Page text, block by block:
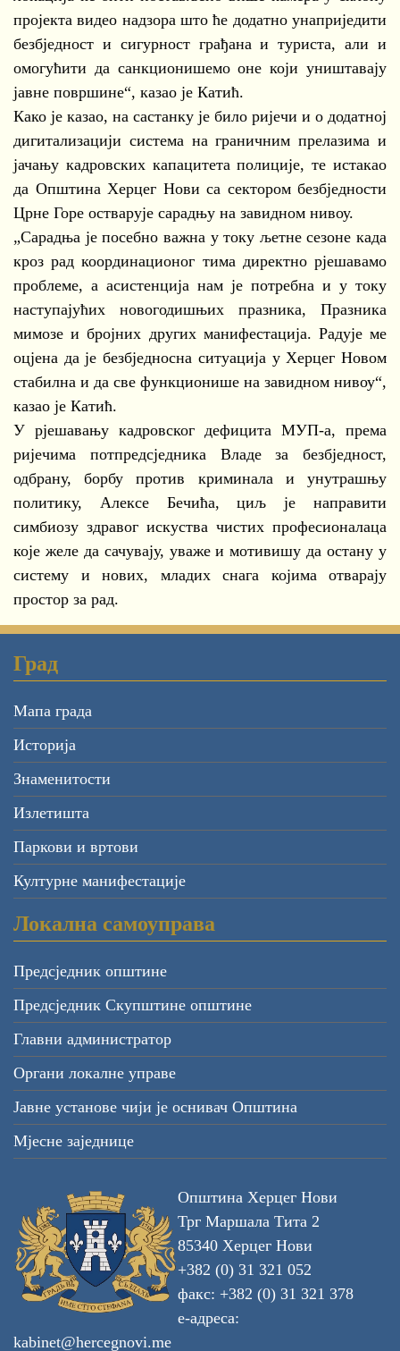
пројекта видео надзора што ће додатно унаприједити
безбједност и сигурност грађана и туриста, али и
омогућити да санкционишемо оне који уништавају
јавне површине“, казао је Катић.
Како је казао, на састанку је било ријечи и о додатној
дигитализацији система на граничним прелазима и
јачању кадровских капацитета полиције, те истакао
да Општина Херцег Нови са сектором безбједности
Црне Горе остварује сарадњу на завидном нивоу.
„Сарадња је посебно важна у току љетне сезоне када
кроз рад координационог тима директно рјешавамо
проблеме, а асистенција нам је потребна и у току
наступајућих новогодишњих празника, Празника
мимозе и бројних других манифестација. Радује ме
оцјена да је безбједносна ситуација у Херцег Новом
стабилна и да све функционише на завидном нивоу“,
казао је Катић.
У рјешавању кадровског дефицита МУП-а, према
ријечима потпредсједника Владе за безбједност,
одбрану, борбу против криминала и унутрашњу
политику, Алексе Бечића, циљ је направити
симбиозу здравог искуства чистих професионалаца
које желе да сачувају, уваже и мотивишу да остану у
систему и нових, младих снага којима отварају
простор за рад.
Град
Мапа града
Историја
Знаменитости
Излетишта
Паркови и вртови
Културне манифестације
Локална самоуправа
Предсједник општине
Предсједник Скупштине општине
Главни администратор
Органи локалне управе
Јавне установе чији је оснивач Општина
Мјесне заједнице
Општина Херцег Нови
Трг Маршала Тита 2
85340 Херцег Нови
+382 (0) 31 321 052
факс: +382 (0) 31 321 378
е-адреса:
kabinet@hercegnovi.me